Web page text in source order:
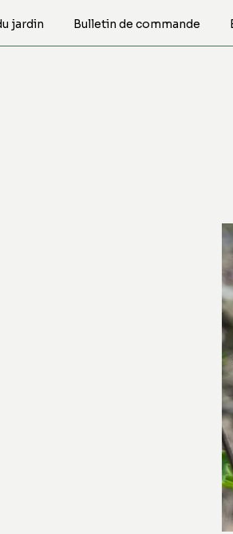
jardin Bulletin de commande